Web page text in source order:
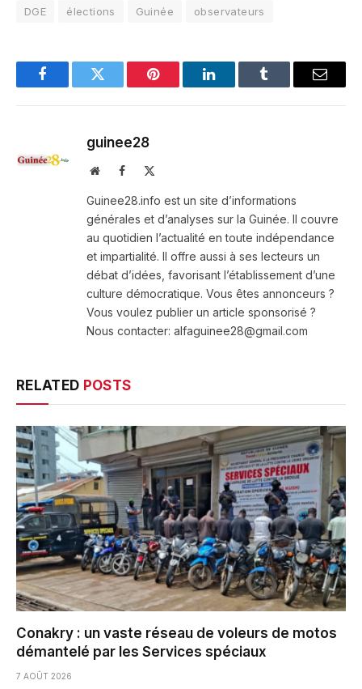
DGE élections Guinée observateurs
FacebookTwitter Pinterest LinkedInTumblr Email
guinee28
WebsiteFacebook
Guinee28.info est un site d’informations
générales et d’analyses sur la Guinée. Il couvre
au quotidien l’actualité en toute indépendance
et impartialité. Il offre aussi à ses lecteurs un
débat d’idées, favorisant l’établissement d’une
culture démocratique. Vous êtes annonceurs ?
Vous voulez publier un article sponsorisé ?
Nous contacter: alfaguinee28@gmail.com
RELATED POSTS
Conakry : un vaste réseau de voleurs de motos
démantelé par les Services spéciaux
7 AOÛT 2026